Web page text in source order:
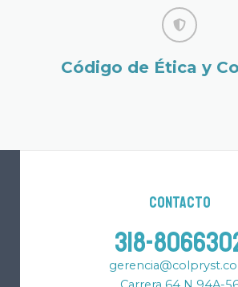
Código de Ética y
Contacto
318-